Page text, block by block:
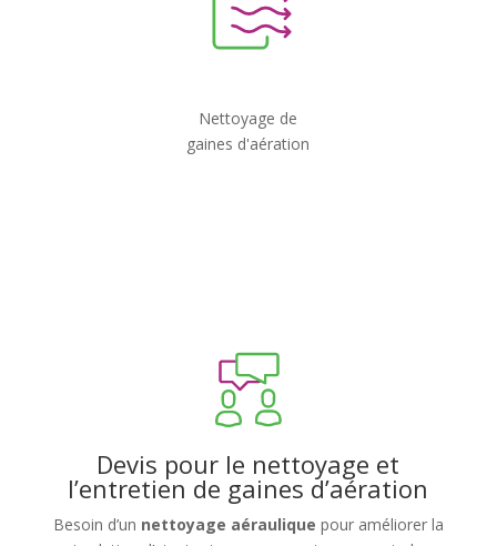
Nettoyage de
gaines d'aération
Devis pour le nettoyage et
l’entretien de gaines d’aération
Besoin d’un nettoyage aéraulique pour améliorer la